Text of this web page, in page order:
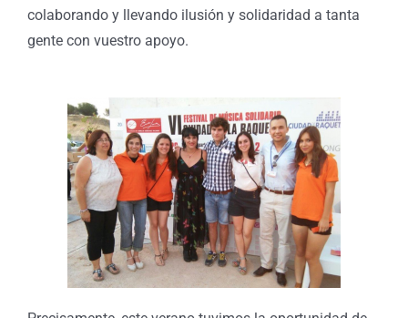
colaborando y llevando ilusión y solidaridad a tanta
gente con vuestro apoyo.